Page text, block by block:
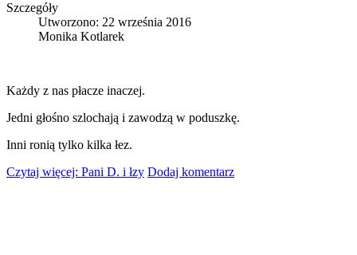
Szczegóły
Utworzono: 22 września 2016
Monika Kotlarek
Każdy z nas płacze inaczej.
Jedni głośno szlochają i zawodzą w poduszkę.
Inni ronią tylko kilka łez.
Czytaj więcej: Pani D. i łzy Dodaj komentarz